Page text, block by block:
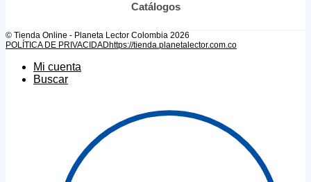
Catálogos
© Tienda Online - Planeta Lector Colombia 2026
POLÍTICA DE PRIVACIDADhttps://tienda.planetalector.com.co
Mi cuenta
Buscar